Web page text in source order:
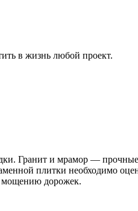
в жизнь любой проект.
Гранит и мрамор —
плитки необходимо
мощению дорожек.